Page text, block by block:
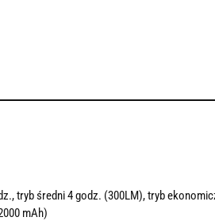
tryb średni 4 godz. (300LM), tryb
mAh)